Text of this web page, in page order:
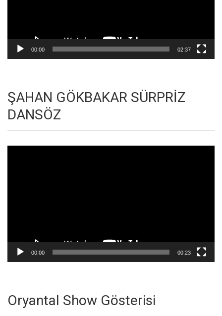
00:00 02:37
ŞAHAN GÖKBAKAR SÜRPRİZ
DANSÖZ
00:00 00:23
Oryantal Show Gösterisi